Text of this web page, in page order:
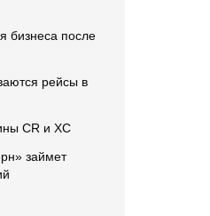
бизнеса после
рейсы в
CR и XC
займет